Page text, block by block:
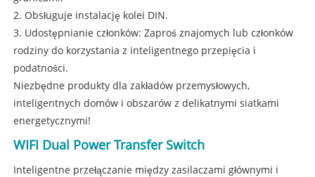
2. Obsługuje instalację kolei DIN.
3. Udostępnianie członków: Zaproś znajomych lub członków
rodziny do korzystania z inteligentnego przepięcia i
podatności.
Niezbędne produkty dla zakładów przemysłowych,
inteligentnych domów i obszarów z delikatnymi siatkami
energetycznymi!
WIFI Dual Power Transfer Switch
Inteligentne przełączanie między zasilaczami głównymi i